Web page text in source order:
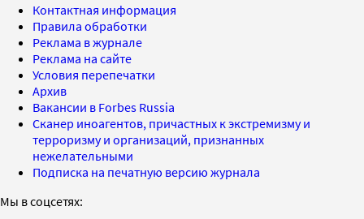
Контактная информация
Правила обработки
Реклама в журнале
Реклама на сайте
Условия перепечатки
Архив
Вакансии в Forbes Russia
Сканер иноагентов, причастных к экстремизму и
терроризму и организаций, признанных
нежелательными
Подписка на печатную версию журнала
Мы в соцсетях: